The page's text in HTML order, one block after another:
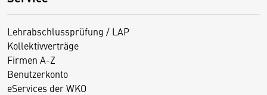
Lehrabschlussprüfung / LAP
Kollektivverträge
Firmen A-Z
Benutzerkonto
eServices der WKO